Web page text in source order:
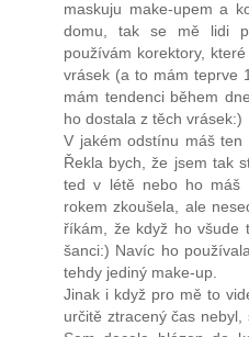
maskuju make-upem a
domu, tak se mě lidi
používám korektory,
vrásek (a to mám teprve
mám tendenci během
ho dostala z těch vrásek:)
V jakém odstínu máš ten
Řekla bych, že jsem tak
ted v létě nebo ho máš
rokem zkoušela, ale
říkám, že když ho všude
šanci:) Navíc ho
tehdy jediný make-up.
Jinak i když pro mě to
určitě ztracený čas